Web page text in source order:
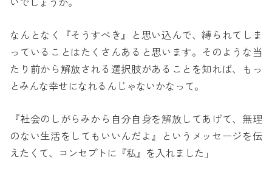
なんとなく『そうすべき』と思い込んで、縛られてしま
っていることはたくさんあると思います。そのような当
たり前から解放される選択肢があることを知れば、もっ
とみんな幸せになれるんじゃないかなって。
『社会のしがらみから自分自身を解放してあげて、無理
のない生活をしてもいいんだよ』というメッセージを伝
えたくて、コンセプトに『私』を入れました」